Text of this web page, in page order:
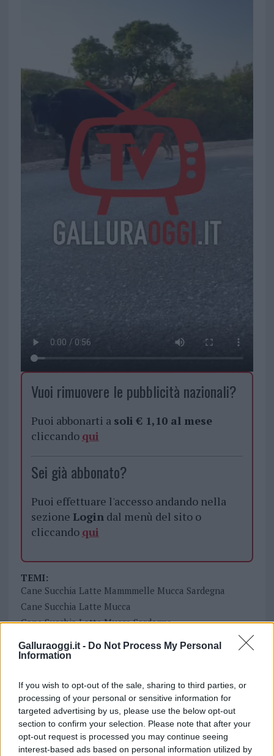
Galluraoggi.it - Do Not Process My Personal
Information
If you wish to opt-out of the sale, sharing to third parties, or
processing of your personal or sensitive information for
targeted advertising by us, please use the below opt-out
section to confirm your selection. Please note that after your
opt-out request is processed you may continue seeing
interest-based ads based on personal information utilized by
Vuoi rimuovere le pubblicità nazionali?
Puoi abbonarti a soli € 1,10 al mese
cliccando qui
Sei già abbonato?
Puoi effettuare l'accesso andando nella
sezione Logindal menù del sito o
cliccando qui
TEMI:
Cane Succhia Latte Mammmelle Mucca Sardegna
Cane Succhia Latte Mucca
Cane Succhia Latte Mucca Sardegna
Video Cane Mammelle Mucca Sardegna
Video Cane Mucca Sardegna
Video Gallura
Video Latte Mucca Cane Sardegna
Video Virale
Video Virale Sardegna
Condividi l'articolo